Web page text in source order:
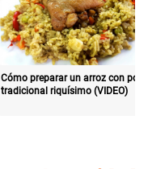
Cómo preparar un arroz con pollo
tradicional riquísimo (VIDEO)